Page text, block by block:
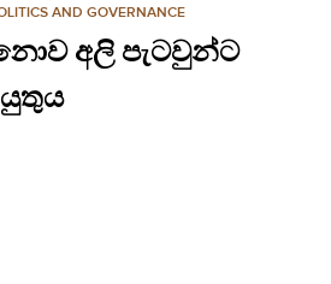
AND GOVERNANCE
අලි පැටවුන්ට